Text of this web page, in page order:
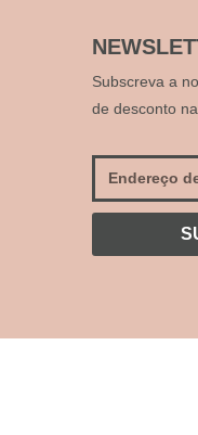
Subscreva a
de desconto